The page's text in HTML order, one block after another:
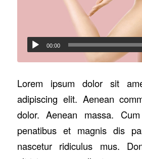
00:00
Lorem ipsum dolor sit
adipiscing elit. Aenean
dolor. Aenean massa.
penatibus et magnis dis
nascetur ridiculus mus.